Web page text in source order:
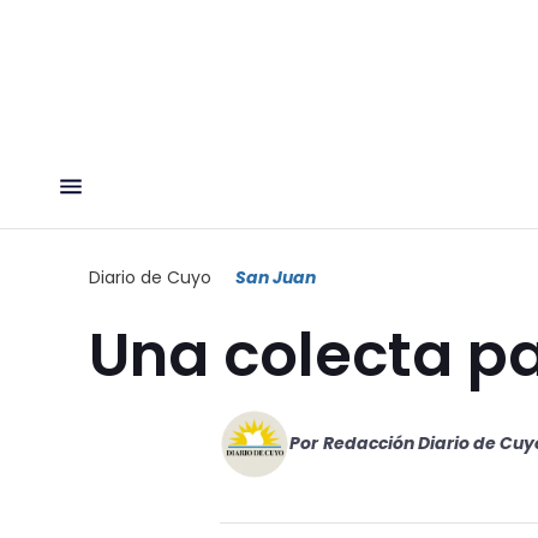
Diario de Cuyo San Juan
Una colecta
Por Redacción Diario de